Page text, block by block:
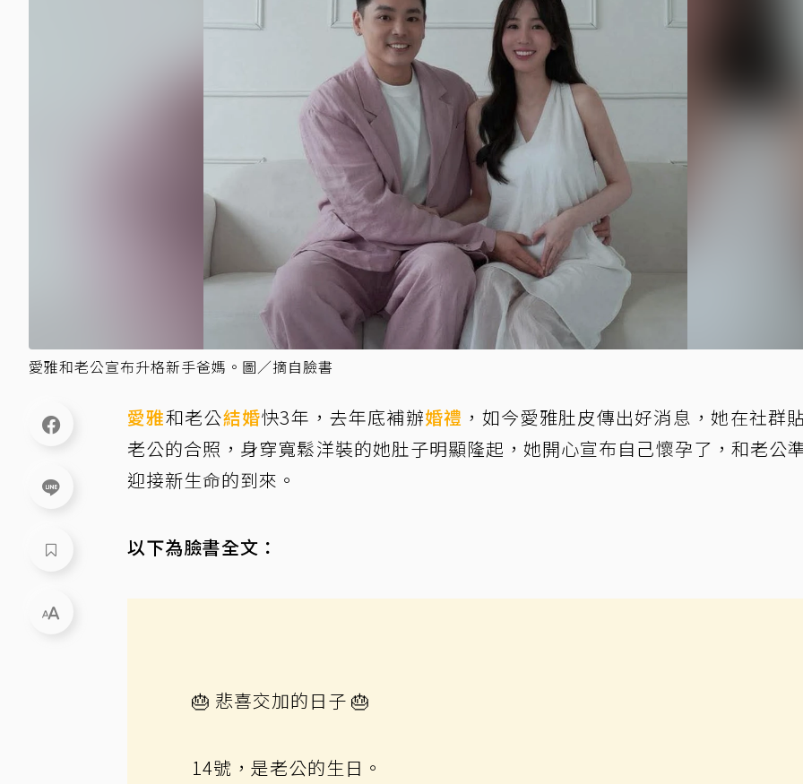
愛雅和老公宣布升格新手爸媽。圖／摘自臉書
愛雅和老公結婚快3年，去年底補辦婚禮 ，如今愛雅肚皮傳出好消息，她在社群
老公的合照，身穿寬鬆洋裝的她肚子明顯隆起，她開心宣布自己懷孕了，和老公
迎接新生命的到來。
以下為臉書全文：
🎂 悲喜交加的日子 🎂
14號，是老公的生日。